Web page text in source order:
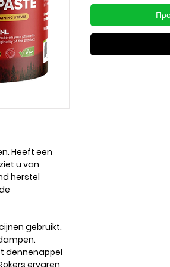
Heeft een
u van
herstel
gebruikt.
dennenappel
ervaren